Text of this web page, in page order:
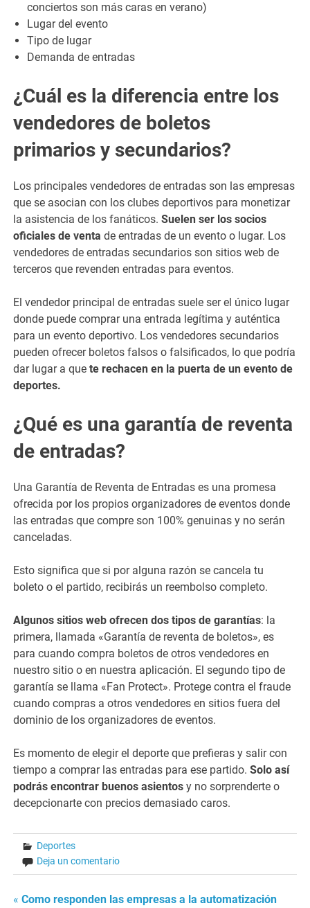
conciertos son más caras en verano)
Lugar del evento
Tipo de lugar
Demanda de entradas
¿Cuál es la diferencia entre los
vendedores de boletos
primarios y secundarios?
Los principales vendedores de entradas son las empresas
que se asocian con los clubes deportivos para monetizar
la asistencia de los fanáticos.Suelen ser los socios
oficiales de venta de entradas de un evento o lugar. Los
vendedores de entradas secundarios son sitios web de
terceros que revenden entradas para eventos.
El vendedor principal de entradas suele ser el único lugar
donde puede comprar una entrada legítima y auténtica
para un evento deportivo. Los vendedores secundarios
pueden ofrecer boletos falsos o falsificados, lo que podría
dar lugar a quete rechacen en la puerta de un evento de
deportes.
¿Qué es una garantía de reventa
de entradas?
Una Garantía de Reventa de Entradas es una promesa
ofrecida por los propios organizadores de eventos donde
las entradas que compre son 100% genuinas y no serán
canceladas.
Esto significa que si por alguna razón se cancela tu
boleto o el partido, recibirás un reembolso completo.
Algunos sitios web ofrecen dos tipos de garantías: la
primera, llamada «Garantía de reventa de boletos», es
para cuando compra boletos de otros vendedores en
nuestro sitio o en nuestra aplicación. El segundo tipo de
garantía se llama «Fan Protect». Protege contra el fraude
cuando compras a otros vendedores en sitios fuera del
dominio de los organizadores de eventos.
Es momento de elegir el deporte que prefieras y salir con
tiempo a comprar las entradas para ese partido.Solo así
podrás encontrar buenos asientos y no sorprenderte o
decepcionarte con precios demasiado caros.
Deportes
Deja un comentario
«Como responden las empresas a la automatización